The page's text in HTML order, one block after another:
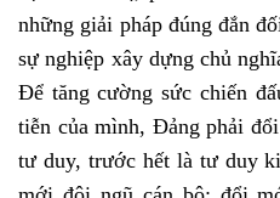
những giải pháp đúng đắn
sự nghiệp xây dựng chủ
Để tăng cường sức chiến
tiễn của mình, Đảng phải
tư duy, trước hết là tư duy